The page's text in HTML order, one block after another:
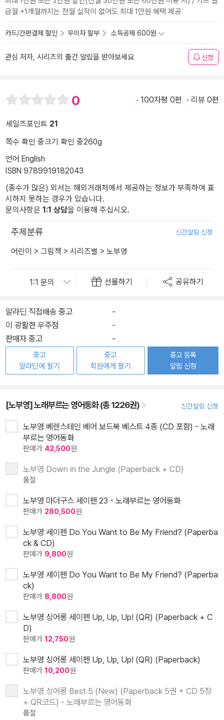
급월 +1개월까지는 전월 실적이 없어도 최대 1만원 혜택 제공
카드/간편결제 할인 무이자 할부 소득공제 600원
관심 저자, 시리즈의 출간 알림을 받아보세요 신청
0 100자평 0편 리뷰 0편
세일즈포인트 21
쪽수 확인 중크기 확인 중260g
언어 English
ISBN 9789919182043
(종수가 많은) 외서는 해외거래처에서 제공하는 정보가 부족하여 표
시하지 못하는 경우가 있습니다.
문의사항은 1:1 상담을 이용해 주십시오.
주제분류 신간알림 신청
어린이 > 그림책 > 시리즈별 > 노부영
선물하기 공유하기
알라딘 직접배송 중고
-
이 광활한 우주점
-
판매자 중고
-
중고
알라딘에 팔기
중고
회원에게 팔기
중고 등록
알림 신청
[노부영] 노래부르는 영어동화 (총 1226권) 신간알림 신청
노부영 베렌스테인 베어 보드북 베스트 4종 (CD 포함) - 노래
부르는 영어동화
판매가 42,500원
노부영 Down in the Jungle (Paperback + CD)
품절
노부영 마더구스 세이펜 23 - 노래부르는 영어동화
판매가 280,500원
노부영 세이펜 Do You Want to Be My Friend? (Paperba
ck & CD)
판매가 9,800원
노부영 세이펜 Do You Want to Be My Friend? (Paperba
ck)
판매가 8,800원
노부영 싱어롱 세이펜 Up, Up, Up! (QR) (Paperback + C
D)
판매가 12,750원
노부영 싱어롱 세이펜 Up, Up, Up! (QR) (Paperback)
판매가 10,200원
노부영 싱어롱 Best 5 (New) (Paperback 5권 + CD 5장
+ QR코드) - 노래부르는 영어동화
품절